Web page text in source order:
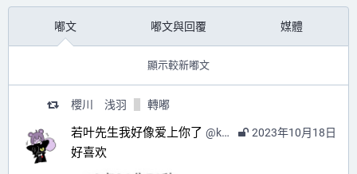
嘟文 嘟文與回覆 媒體
顯示較新嘟文
櫻川 浅羽 轉嘟
2023年10月18日
若叶先生我好像爱上你了 @k2no@wxw.moe
好喜欢